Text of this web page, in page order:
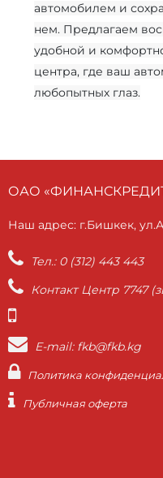
автомобилем и
нем. Предлагаем
удобной и
центра, где ваш
любопытных глаз.
ОАО
Наш адрес: г.Бишкек,
Тел.: 0 (312) 443 443
Контакт Центр 7747
E-mail: fkb@fkb.kg
Политика
Публичная оферта